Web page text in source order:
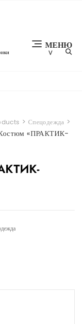
МЕНЮ
> Спецодежда >
«ПРАКТИК-